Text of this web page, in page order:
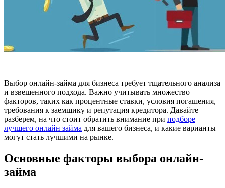
Выбор онлайн-займа для бизнеса требует тщательного анализа
и взвешенного подхода. Важно учитывать множество
факторов, таких как процентные ставки, условия погашения,
требования к заемщику и репутация кредитора. Давайте
разберем, на что стоит обратить внимание при подборе
лучшего онлайн займа для вашего бизнеса, и какие варианты
могут стать лучшими на рынке.
Основные факторы выбора онлайн-
займа